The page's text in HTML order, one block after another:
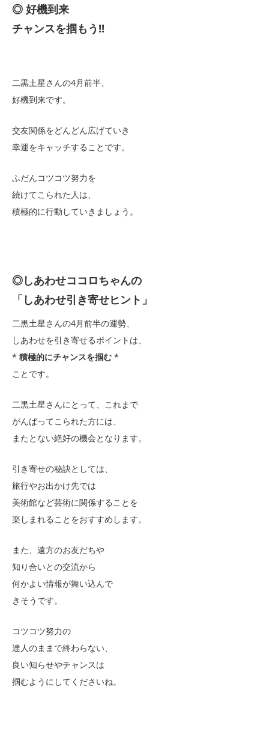
◎ 好機到来
チャンスを掴もう!!
二黒土星さんの4月前半、
好機到来です。
交友関係をどんどん広げていき
幸運をキャッチすることです。
ふだんコツコツ努力を
続けてこられた人は、
積極的に行動していきましょう。
◎しあわせココロちゃんの
「しあわせ引き寄せヒント」
二黒土星さんの4月前半の運勢、
しあわせを引き寄せるポイントは、
* 積極的にチャンスを掴む *
ことです。
二黒土星さんにとって、これまで
がんばってこられた方には、
またとない絶好の機会となります。
引き寄せの秘訣としては、
旅行やお出かけ先では
美術館など芸術に関係することを
楽しまれることをおすすめします。
また、遠方のお友だちや
知り合いとの交流から
何かよい情報が舞い込んで
きそうです。
コツコツ努力の
達人のままで終わらない、
良い知らせやチャンスは
掴むようにしてくださいね。